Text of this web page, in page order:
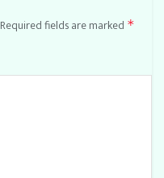
Required fields are marked *